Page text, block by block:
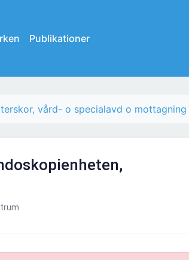
Publikationer
vård- o specialavd o mottagning